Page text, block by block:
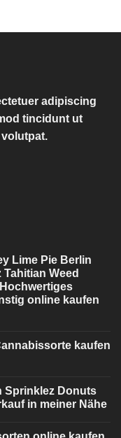
adipiscing
tincidunt ut
volutpat.
Lime Pie Berlin
Weed
online kaufen
kaufen
Sprinklez Donuts
in meiner Nähe